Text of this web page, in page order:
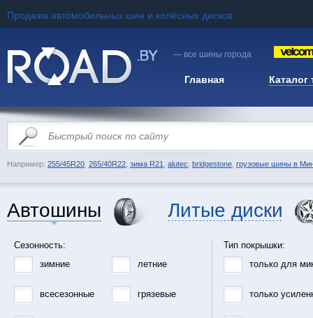
Продажа автомобильных шин и колёсных дисков
— все шины города
Главная Каталог
Например: 255/45R20 265/40R22 зима R21 alutec bridgestone грузовые шины в
Автошины Литые диски
Сезонность:
зимние
летние
всесезонные грязевые
Тип покрышки:
только для
только